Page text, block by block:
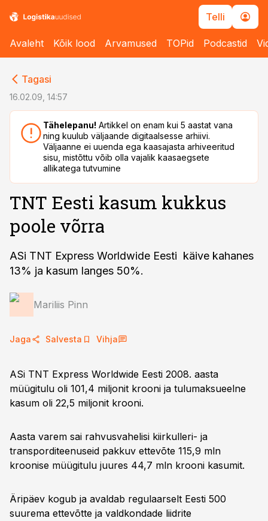
Telli
Avaleht Kõik lood Arvamused TOPid Podcastid
Tagasi
16.02.09, 14:57
Tähelepanu! Artikkel on enam kui 5 aastat vana
ning kuulub väljaande digitaalsesse arhiivi.
Väljaanne ei uuenda ega kaasajasta arhiveeritud
sisu, mistõttu võib olla vajalik kaasaegsete
allikatega tutvumine
TNT Eesti kasum kukkus
poole võrra
ASi TNT Express Worldwide Eesti käive kahanes
13% ja kasum langes 50%.
Mariliis Pinn
Jaga Salvesta Vihja
ASi TNT Express Worldwide Eesti 2008. aasta
müügitulu oli 101,4 miljonit krooni ja tulumaksueelne
kasum oli 22,5 miljonit krooni.
Aasta varem sai rahvusvahelisi kiirkulleri- ja
transporditeenuseid pakkuv ettevõte 115,9 mln
kroonise müügitulu juures 44,7 mln krooni kasumit.
Äripäev kogub ja avaldab regulaarselt Eesti 500
suurema ettevõtte ja valdkondade liidrite